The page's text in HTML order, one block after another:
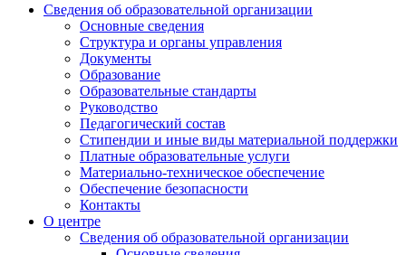
Сведения об образовательной организации
Основные сведения
Структура и органы управления
Документы
Образование
Образовательные стандарты
Руководство
Педагогический состав
Стипендии и иные виды материальной поддержки
Платные образовательные услуги
Материально-техническое обеспечение
Обеспечение безопасности
Контакты
О центре
Сведения об образовательной организации